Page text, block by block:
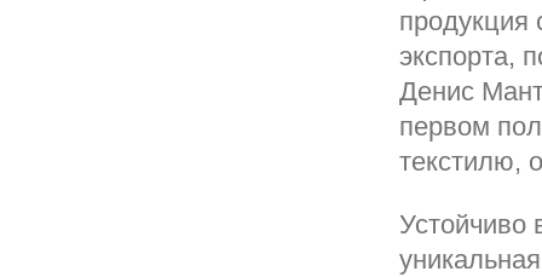
продукция
экспорта,
Денис
первом
текстилю,
Устойчиво